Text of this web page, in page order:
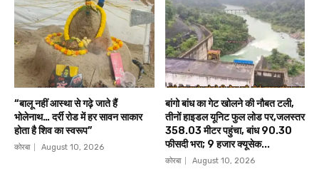
“बालू नहीं आस्था से गढ़े जाते हैं
भोलेनाथ… दर्री रोड में हर सावन साकार
होता है शिव का स्वरूप”
कोरबा August 10, 2026
बांगो बांध का गेट खोलने की नौबत टली,
तीनों हाइडल यूनिट फुल लोड पर,जलस्तर
358.03 मीटर पहुंचा, बांध 90.30
फीसदी भरा; 9 हजार क्यूसेक...
कोरबा August 10, 2026